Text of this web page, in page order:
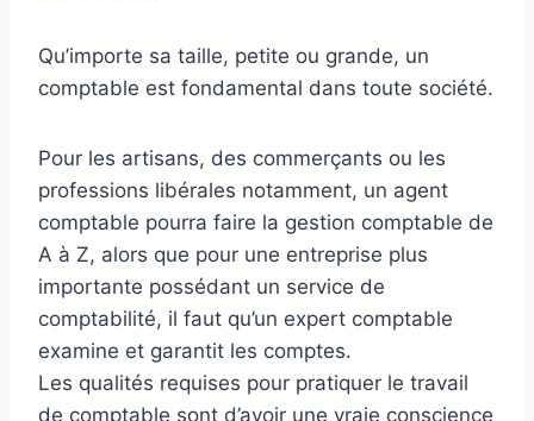
Qu’importe sa taille, petite ou grande, un
comptable est fondamental dans toute société.
Pour les artisans, des commerçants ou les
professions libérales notamment, un agent
comptable pourra faire la gestion comptable de
A à Z, alors que pour une entreprise plus
importante possédant un service de
comptabilité, il faut qu’un expert comptable
examine et garantit les comptes.
Les qualités requises pour pratiquer le travail
de comptable sont d’avoir une vraie conscience